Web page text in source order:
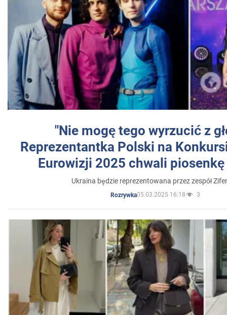
"Nie mogę tego wyrzucić z
Reprezentantka Polski na
Eurowizji 2025 chwali
Ukraina będzie reprezentowana przez zespół
Rozrywka05.03.2025 16:18 3